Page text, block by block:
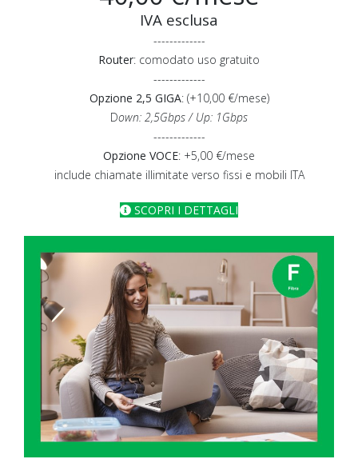
IVA esclusa
-------------
Router: comodato uso gratuito
-------------
Opzione 2,5 GIGA: (+10,00 €/mese)
Down: 2,5Gbps / Up: 1Gbps
-------------
Opzione VOCE: +5,00 €/mese
include chiamate illimitate verso fissi e mobili ITA
SCOPRI I DETTAGLI